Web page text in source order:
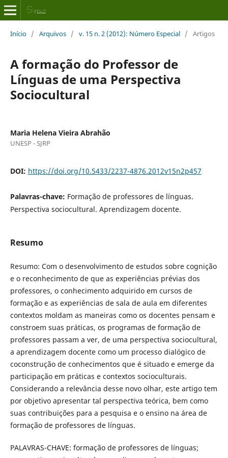
Início / Arquivos / v. 15 n. 2 (2012): Número Especial / Artigos
A formação do Professor de
Línguas de uma Perspectiva
Sociocultural
Maria Helena Vieira Abrahão
UNESP - SJRP
DOI: https://doi.org/10.5433/2237-4876.2012v15n2p457
Palavras-chave: Formação de professores de línguas.
Perspectiva sociocultural. Aprendizagem docente.
Resumo
Resumo: Com o desenvolvimento de estudos sobre cognição
e o reconhecimento de que as experiências prévias dos
professores, o conhecimento adquirido em cursos de
formação e as experiências de sala de aula em diferentes
contextos moldam as maneiras como os docentes pensam e
constroem suas práticas, os programas de formação de
professores passam a ver, de uma perspectiva sociocultural,
a aprendizagem docente como um processo dialógico de
coconstrução de conhecimentos que é situado e emerge da
participação em práticas e contextos socioculturais.
Considerando a relevância desse novo olhar, este artigo tem
por objetivo apresentar tal perspectiva teórica, bem como
suas contribuições para a pesquisa e o ensino na área de
formação de professores de línguas.
PALAVRAS-CHAVE: formação de professores de línguas;